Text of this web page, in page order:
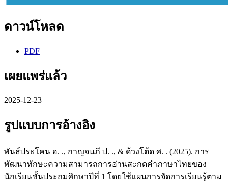
ดาวน์โหลด
PDF
เผยแพร่แล้ว
2025-12-23
รูปแบบการอ้างอิง
พันธ์ประโคน อ. ., กาญจนภี ป. ., & ด้วงโต้ด ศ. . (2025). การ
พัฒนาทักษะความสามารถการอ่านสะกดคำภาษาไทยของ
นักเรียนชั้นประถมศึกษาปีที่ 1 โดยใช้แผนการจัดการเรียนรู้ตาม